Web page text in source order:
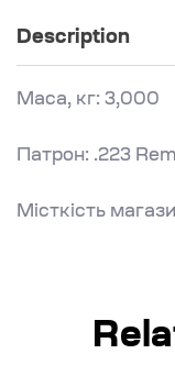
Description
Маса, кг: 3,000
Патрон: .223 Rem
Місткість